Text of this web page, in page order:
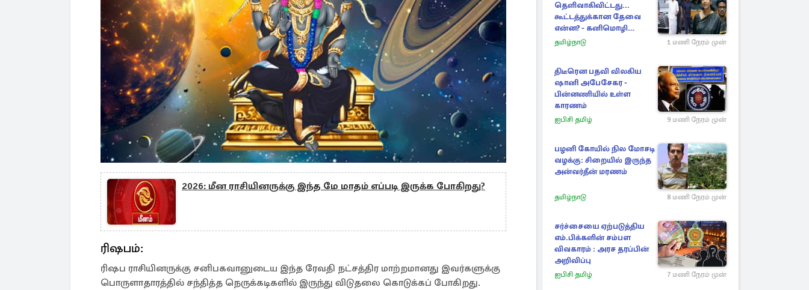
2026: மீன ராசியினருக்கு இந்த மே மாதம் எப்படி இருக்க போகிறது?
ரிஷபம்:
ரிஷப ராசியினருக்கு சனிபகவானுடைய இந்த ரேவதி நட்சத்திர மாற்றமானது இவர்களுக்கு
பொருளாதாரத்தில் சந்தித்த நெருக்கடிகளில் இருந்து விடுதலை கொடுக்கப் போகிறது.
தெளிவாகிவிட்டது...
கூட்டத்துக்கான தேவை
என்ன? - கனிமொழி
விமர்சனம்
தமிழ்நாடு 1 மணி நேரம் முன்
திடீரென பதவி விலகிய
ஷானி அபேசேகர -
பின்னணியில் உள்ள
காரணம்
ஐபிசி தமிழ் 9 மணி நேரம் முன்
பழனி கோயில் நில மோசடி
வழக்கு: சிறையில் இருந்த
அன்வர்தீன் மரணம்
தமிழ்நாடு 8 மணி நேரம் முன்
சர்ச்சையை ஏற்படுத்திய
எம்.பிக்களின் சம்பள
விவகாரம் : அரச தரப்பின்
அறிவிப்பு
ஐபிசி தமிழ் 7 மணி நேரம் முன்